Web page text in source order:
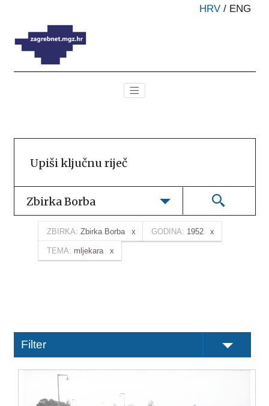
HRV / ENG
Zbirka Borba
ZBIRKA: Zbirka Borba GODINA: 1952
TEMA: mljekara
Filter